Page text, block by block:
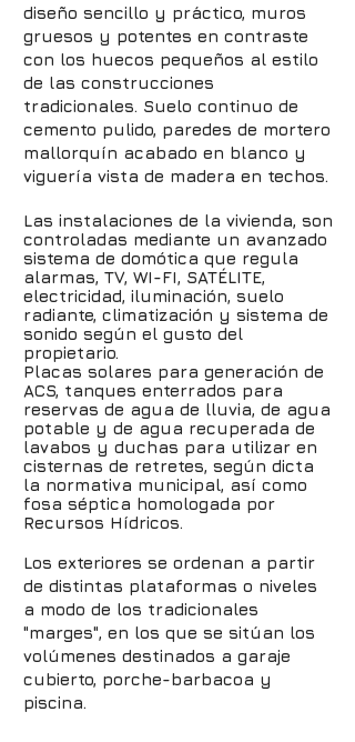
diseño sencillo y práctico, muros
gruesos y potentes en contraste
con los huecos pequeños al estilo
de las construcciones
tradicionales. Suelo continuo de
cemento pulido, paredes de mortero
mallorquín acabado en blanco y
viguería vista de madera en techos.
Las instalaciones de la vivienda, son
controladas mediante un avanzado
sistema de domótica que regula
alarmas, TV, WI-FI, SATÉLITE,
electricidad, iluminación, suelo
radiante, climatización y sistema de
sonido según el gusto del
propietario.
Placas solares para generación de
ACS, tanques enterrados para
reservas de agua de lluvia, de agua
potable y de agua recuperada de
lavabos y duchas para utilizar en
cisternas de retretes, según dicta
la normativa municipal, así como
fosa séptica homologada por
Recursos Hídricos.
Los exteriores se ordenan a partir
de distintas plataformas o niveles
a modo de los tradicionales
"marges", en los que se sitúan los
volúmenes destinados a garaje
cubierto, porche-barbacoa y
piscina.